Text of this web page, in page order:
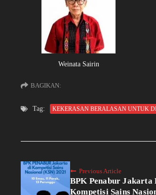
Weinata Sairin
BAGIKAN:
Tag: KEKERASAN BERALASAN UNTUK
Previous Article
BPK Penabur Jakarta
Kompetisi Sains